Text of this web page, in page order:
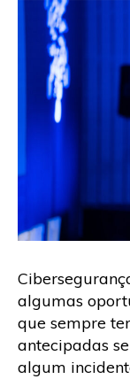
algumas
que sempre
antecipadas
algum